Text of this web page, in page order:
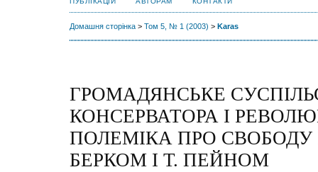
Домашня сторінка > Том 5, № 1 (2003) > Karas
ГРОМАДЯНСЬКЕ
КОНСЕРВАТОРА І
ПОЛЕМІКА ПРО СВОБОДУ
БЕРКОМ І Т. ПЕЙНОМ